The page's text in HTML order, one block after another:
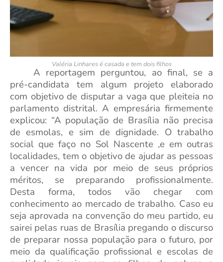
Valéria Linhares é casada e tem dois filhos
A reportagem perguntou, ao final, se a
pré-candidata tem algum projeto elaborado
com objetivo de disputar a vaga que pleiteia no
parlamento distrital. A empresária firmemente
explicou: “A população de Brasília não precisa
de esmolas, e sim de dignidade. O trabalho
social que faço no Sol Nascente ,e em outras
localidades, tem o objetivo de ajudar as pessoas
a vencer na vida por meio de seus próprios
méritos, se preparando profissionalmente.
Desta forma, todos vão chegar com
conhecimento ao mercado de trabalho. Caso eu
seja aprovada na convenção do meu partido, eu
sairei pelas ruas de Brasília pregando o discurso
de preparar nossa população para o futuro, por
meio da qualificação profissional e escolas de